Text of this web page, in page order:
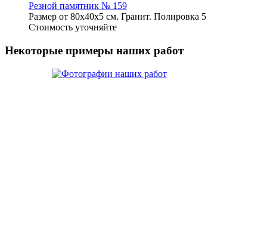
Резной памятник № 159
Размер от 80х40х5 см. Гранит. Полировка 5
Стоимость уточняйте
Некоторые примеры наших работ